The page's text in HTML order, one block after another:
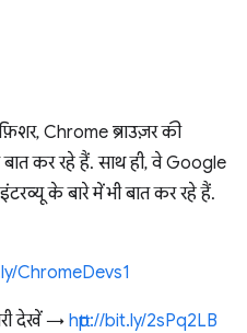
Chrome ब्राउज़र की
कर रहे हैं. साथ ही, वे Google
के बारे में भी बात कर रहे हैं.
ChromeDevs1
देखें → http://bit.ly/2sPq2LB